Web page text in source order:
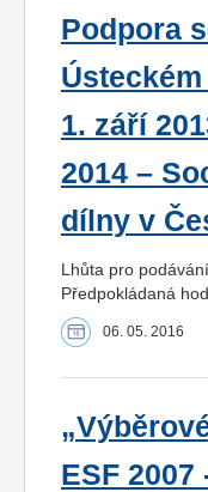
Podpora
1. září
2014 –
dílny v
Lhůta pro
Předpokládaná
06. 05. 2016
ESF 2007